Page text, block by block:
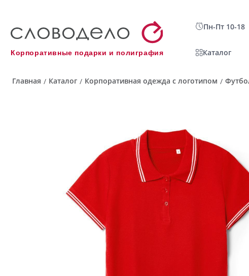
Корпоративные подарки и полиграфия
Пн-Пт 10-18
Каталог
Главная / Каталог / Корпоративная одежда с логотипом /